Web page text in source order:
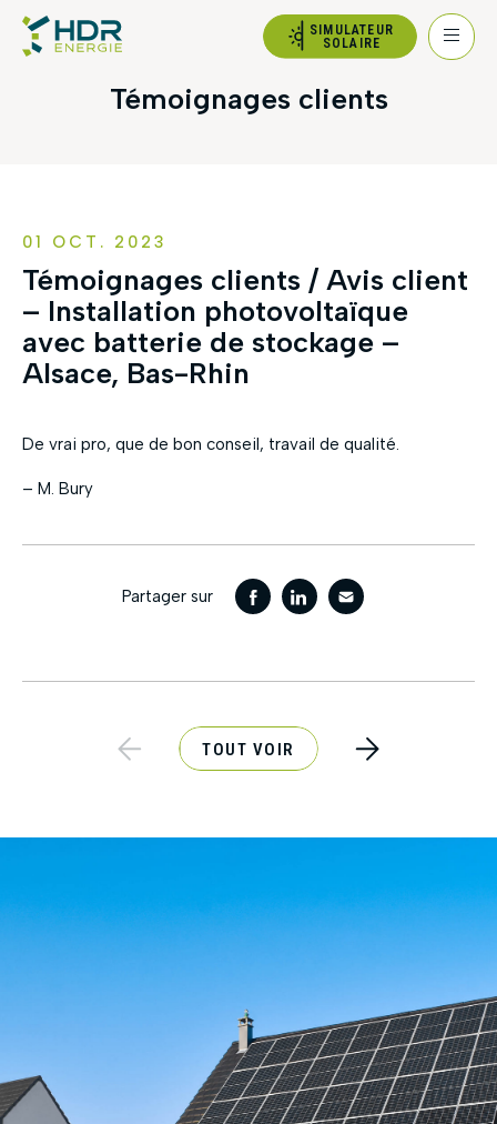
SIMULATEUR
SOLAIRE
Témoignages clients
01 OCT. 2023
Témoignages clients / Avis client
– Installation photovoltaïque
avec batterie de stockage –
Alsace, Bas-Rhin
De vrai pro, que de bon conseil, travail de qualité.
– M. Bury
Partager sur
TOUT VOIR